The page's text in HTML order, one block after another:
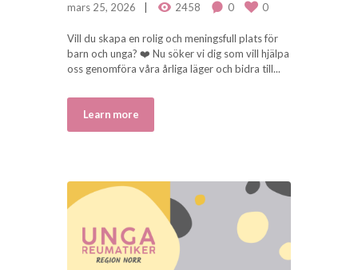
mars 25, 2026 2458 0 0
Vill du skapa en rolig och meningsfull plats för
barn och unga? ❤️ Nu söker vi dig som vill hjälpa
oss genomföra våra årliga läger och bidra till...
Learn more